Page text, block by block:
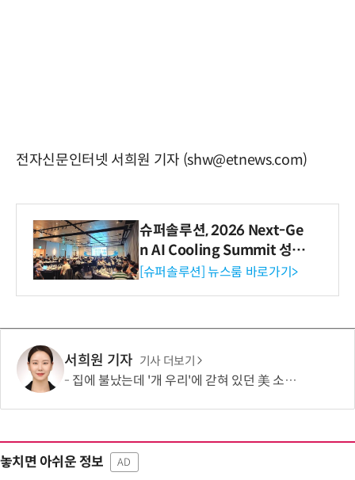
전자신문인터넷 서희원 기자 (shw@etnews.com)
슈퍼솔루션, 2026 Next-Ge
n AI Cooling Summit 성황
리 성료
[슈퍼솔루션] 뉴스룸 바로가기>
서희원 기자 기사 더보기
집에 불났는데 '개 우리'에 갇혀 있던 美 소년…“아이가 스스로 들어갔다?”
놓치면 아쉬운 정보 AD